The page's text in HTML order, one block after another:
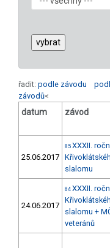
řadit: podle závodu
závodů<
datum závod
25.06.2017
85 XXXII.
slalomu
24.06.2017
84 XXXII.
slalomu +
veteránů